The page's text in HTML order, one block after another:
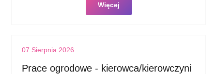
Więcej
07 Sierpnia 2026
Prace ogrodowe - kierowca/kierowczyni